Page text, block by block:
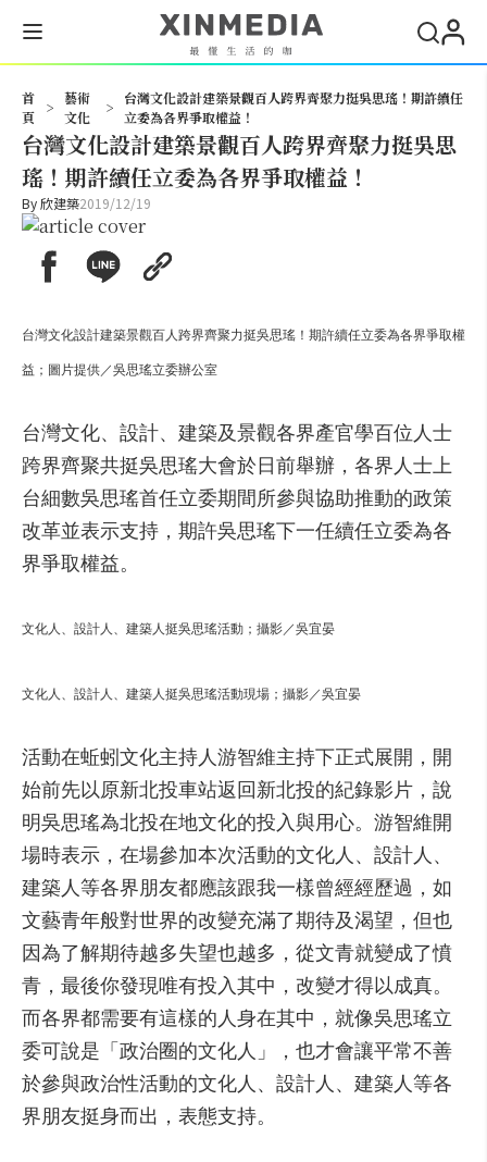
首
頁
>
藝術
文化
>
台灣文化設計建築景觀百人跨界齊聚力挺吳思瑤！期許續任
立委為各界爭取權益！
台灣文化設計建築景觀百人跨界齊聚力挺吳思
瑤！期許續任立委為各界爭取權益！
By欣建築2019/12/19
台灣文化設計建築景觀百人跨界齊聚力挺吳思瑤！期許續任立委為各界爭取權
益；圖片提供／吳思瑤立委辦公室
台灣文化、設計、建築及景觀各界產官學百位人士
跨界齊聚共挺吳思瑤大會於日前舉辦，各界人士上
台細數吳思瑤首任立委期間所參與協助推動的政策
改革並表示支持，期許吳思瑤下一任續任立委為各
界爭取權益。
文化人、設計人、建築人挺吳思瑤活動；攝影／吳宜晏
文化人、設計人、建築人挺吳思瑤活動現場；攝影／吳宜晏
活動在蚯蚓文化主持人游智維主持下正式展開，開
始前先以原新北投車站返回新北投的紀錄影片，說
明吳思瑤為北投在地文化的投入與用心。游智維開
場時表示，在場參加本次活動的文化人、設計人、
建築人等各界朋友都應該跟我一樣曾經經歷過，如
文藝青年般對世界的改變充滿了期待及渴望，但也
因為了解期待越多失望也越多，從文青就變成了憤
青，最後你發現唯有投入其中，改變才得以成真。
而各界都需要有這樣的人身在其中，就像吳思瑤立
委可說是「政治圈的文化人」，也才會讓平常不善
於參與政治性活動的文化人、設計人、建築人等各
界朋友挺身而出，表態支持。